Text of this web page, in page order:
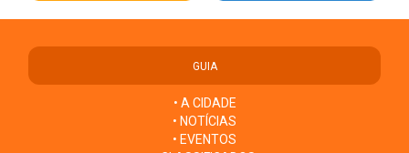
GUIA
• A CIDADE
• NOTÍCIAS
• EVENTOS